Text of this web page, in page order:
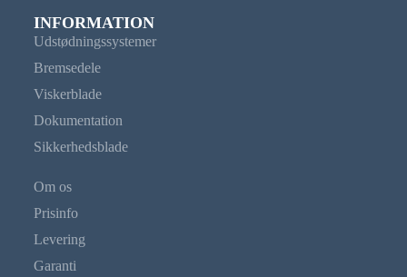
INFORMATION
Udstødningssystemer
Bremsedele
Viskerblade
Dokumentation
Sikkerhedsblade
Om os
Prisinfo
Levering
Garanti